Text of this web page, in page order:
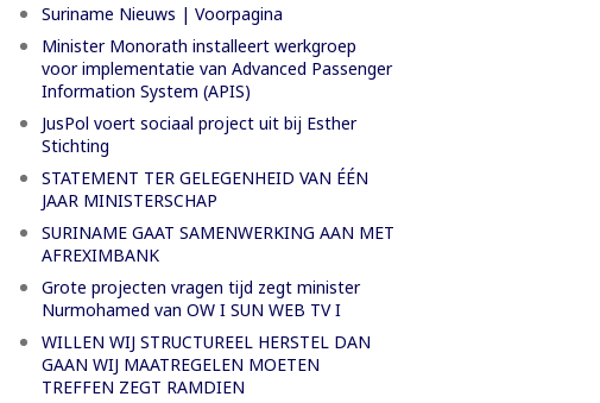
Suriname Nieuws | Voorpagina
Minister Monorath installeert werkgroep
voor implementatie van Advanced Passenger
Information System (APIS)
JusPol voert sociaal project uit bij Esther
Stichting
STATEMENT TER GELEGENHEID VAN ÉÉN
JAAR MINISTERSCHAP
SURINAME GAAT SAMENWERKING AAN MET
AFREXIMBANK
Grote projecten vragen tijd zegt minister
Nurmohamed van OW I SUN WEB TV I
WILLEN WIJ STRUCTUREEL HERSTEL DAN
GAAN WIJ MAATREGELEN MOETEN
TREFFEN ZEGT RAMDIEN